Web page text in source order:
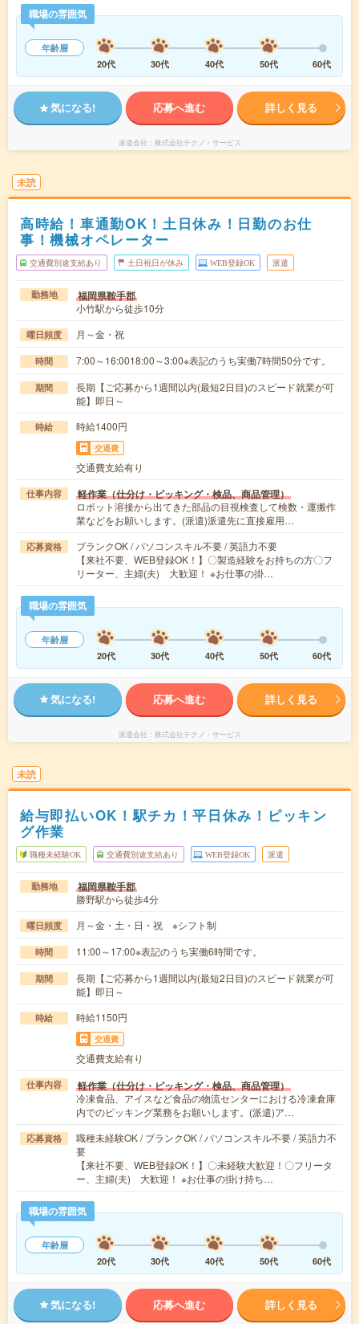
職場の雰囲気
年齢層
20代
30代 40代 50代 60代
気になる! 応募へ進む 詳しく見る
派遣会社 株式会社テクノ・サービス
未読
高時給！車通勤OK！土日休み！日勤のお仕
事！機械オペレーター
交通費別途支給あり 土日祝日が休み WEB登録OK 派遣
勤務地 福岡県鞍手郡
小竹駅から徒歩10分
曜日頻度 月～金・祝
時間 7:00～16:0018:00～3:00※表記のうち実働7時間50分です。
期間
長期【ご応募から1週間以内(最短2日目)のスピード就業が可
能】即日～
時給 時給1400円
交通費
交通費支給有り
仕事内容 軽作業（仕分け・ピッキング・検品、商品管理）
ロボット溶接から出てきた部品の目視検査して検数・運搬作
業などをお願いします。(派遣)派遣先に直接雇用…
応募資格
ブランクOK / パソコンスキル不要 / 英語力不要
【来社不要、WEB登録OK！】〇製造経験をお持ちの方〇フ
リーター、主婦(夫) 大歓迎！ ※お仕事の掛…
職場の雰囲気
年齢層
20代
30代 40代 50代 60代
気になる! 応募へ進む 詳しく見る
派遣会社 株式会社テクノ・サービス
未読
給与即払いOK！駅チカ！平日休み！ピッキン
グ作業
職種未経験OK 交通費別途支給あり WEB登録OK 派遣
勤務地 福岡県鞍手郡
勝野駅から徒歩4分
曜日頻度 月～金・土・日・祝 ※シフト制
時間 11:00～17:00※表記のうち実働6時間です。
期間
長期【ご応募から1週間以内(最短2日目)のスピード就業が可
能】即日～
時給 時給1150円
交通費
交通費支給有り
仕事内容 軽作業（仕分け・ピッキング・検品、商品管理）
冷凍食品、アイスなど食品の物流センターにおける冷凍倉庫
内でのピッキング業務をお願いします。(派遣)ア…
応募資格
職種未経験OK / ブランクOK / パソコンスキル不要 / 英語力不
要
【来社不要、WEB登録OK！】〇未経験大歓迎！〇フリータ
ー、主婦(夫) 大歓迎！ ※お仕事の掛け持ち…
職場の雰囲気
年齢層
20代
30代 40代 50代 60代
気になる! 応募へ進む 詳しく見る